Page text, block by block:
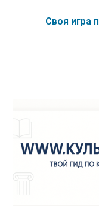
Своя игра